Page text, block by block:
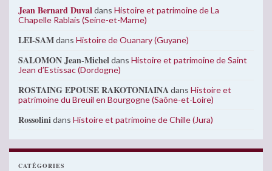
Jean Bernard Duvaldans Histoire et patrimoine de La
Chapelle Rablais (Seine-et-Marne)
LEI-SAMdans Histoire de Ouanary (Guyane)
SALOMON Jean-Micheldans Histoire et patrimoine de Saint
Jean d’Estissac (Dordogne)
ROSTAING EPOUSE RAKOTONIAINAdans Histoire et
patrimoine du Breuil en Bourgogne (Saône-et-Loire)
Rossolinidans Histoire et patrimoine de Chille (Jura)
CATÉGORIES